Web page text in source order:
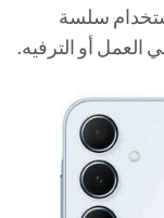
سلسة
العمل أو الترفيه.